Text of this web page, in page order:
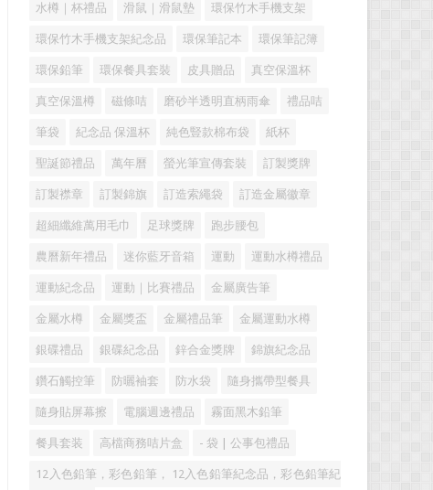
水樽｜杯禮品 滑鼠｜滑鼠墊 環保竹木手機支架
環保竹木手機支架紀念品 環保筆記本 環保筆記簿
環保鉛筆 環保餐具套裝 皮具贈品 真空保溫杯
真空保溫樽 磁條咭 磨砂半透明直柄雨傘 禮品咭
筆袋 紀念品 保溫杯 純色豎款棉布袋 紙杯
聖誕節禮品 萬年曆 螢光筆宣傳套裝 訂製獎牌
訂製襟章 訂製錦旗 訂造索繩袋 訂造金屬徽章
超細纖維萬用毛巾 足球獎牌 跑步腰包
農曆新年禮品 迷你藍牙音箱 運動 運動水樽禮品
運動紀念品 運動｜比賽禮品 金屬廣告筆
金屬水樽 金屬獎盃 金屬禮品筆 金屬運動水樽
銀碟禮品 銀碟紀念品 鋅合金獎牌 錦旗紀念品
鑽石觸控筆 防曬袖套 防水袋 隨身攜帶型餐具
隨身貼屏幕擦 電腦週邊禮品 霧面黑木鉛筆
餐具套装 高檔商務咭片盒 - 袋 | 公事包禮品
12入色鉛筆，彩色鉛筆， 12入色鉛筆紀念品，彩色鉛筆紀